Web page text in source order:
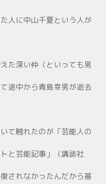
人に中山千夏という人が
た深い仲（といっても男
途中から青島幸男が逝去
て触れたのが「芸能人の
と芸能記事」（講談社
されなかったんだから基